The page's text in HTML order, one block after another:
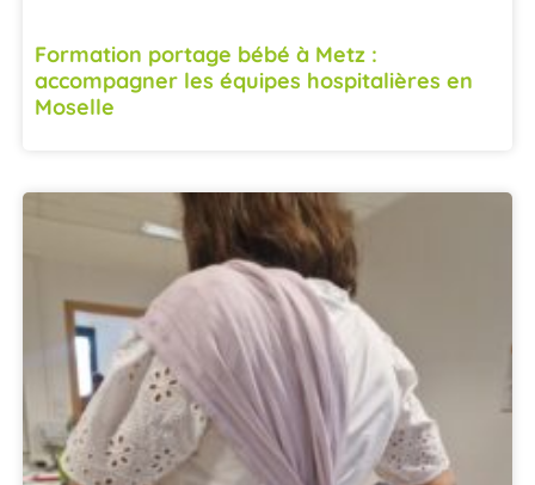
Formation portage bébé à Metz :
accompagner les équipes hospitalières en
Moselle